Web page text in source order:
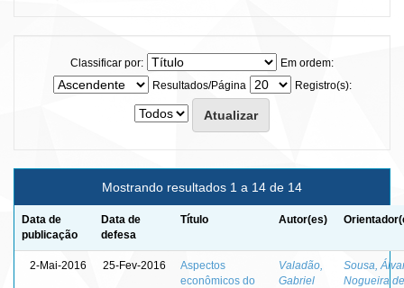
Classificar por:
Em ordem:
Resultados/Página
Registro(s):
Mostrando resultados 1 a 14 de 14
Data de
publicação
Data de
defesa
Título Autor(es)
2-Mai-2016 25-Fev-2016
Aspectos
econômicos do
Valadão,
Gabriel
Sousa,
Nogueira de